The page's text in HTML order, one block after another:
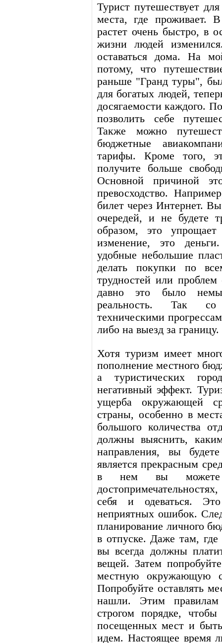
Турист путешествует
места, где проживает.
растет очень быстро, в
жизни людей
оставаться дома. На
потому, что
раньше "Гранд туры",
для богатых людей,
досягаемости каждого.
позволить себе
Также можно
бюджетные
тарифы. Кроме того,
получите больше
Основной причиной
превосходство.
билет через Интернет.
очередей, и не будете
образом, это
изменение, это
удобные небольшие
делать покупки по
трудностей или
давно это было
реальность. Так
техническими
либо на выезд за границу.
Хотя туризм имеет
пополнение местного
а туристических
негативный эффект.
ущерба окружающей
страны, особенно в
большого количества
должны выяснить,
направления, вы
является прекрасным
в нем вы можете
себя и одеваться.
неприятных ошибок.
планирование личного
в отпуске. Даже там, где
вы всегда должны
вещей. Затем
местную окружающую
Попробуйте оставлять
нашли. Этим правилам
строгом порядке,
посещенных мест и
идем. Настоящее время